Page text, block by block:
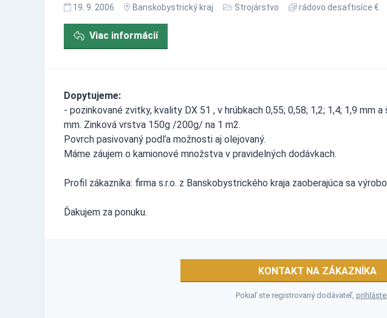
19. 9. 2006 Banskobystrický kraj Strojárstvo rádovo desaťtisíce €
Viac informácií
Dopytujeme:
- pozinkované zvitky, kvality DX 51 , v hrúbkach 0,55; 0,58; 1,2; 1,4; 1,9 mm
mm. Zinková vrstva 150g /200g/ na 1 m2.
Povrch pasivovaný podľa možnosti aj olejovaný.
Máme záujem o kamionové množstva v pravidelných dodávkach.
Profil zákazníka: firma s.r.o. z Banskobystrického kraja zaoberajúca sa
Ďakujem za ponuku.
KONTAKT NA ZÁKAZNÍKA
Pokiaľ ste registrovaný dodávateľ,